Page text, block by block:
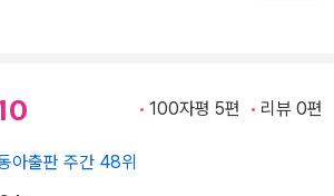
100자평 5편 리뷰 0편
아출판 주간 48위